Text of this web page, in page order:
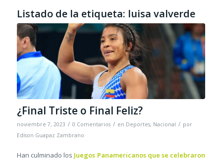
Listado de la etiqueta: luisa valverde
¿Final Triste o Final Feliz?
noviembre 7, 2023 / 0 Comentarios / en Deportes, Nacional / por
Edison Guapaz Zambrano
Han culminado los Juegos Panamericanos que se celebraron